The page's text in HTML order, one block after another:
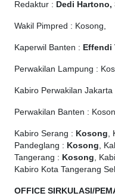
Redaktur : Dedi Hartono,
Wakil Pimpred : Kosong,
Kaperwil Banten : Effendi
Perwakilan Lampung :
Kabiro Perwakilan Jakarta
Perwakilan Banten :
Kabiro Serang : Kosong
Pandeglang : Kosong ,
Tangerang : Kosong ,
Kabiro Kota Tangerang
OFFICE SIRKULASI/